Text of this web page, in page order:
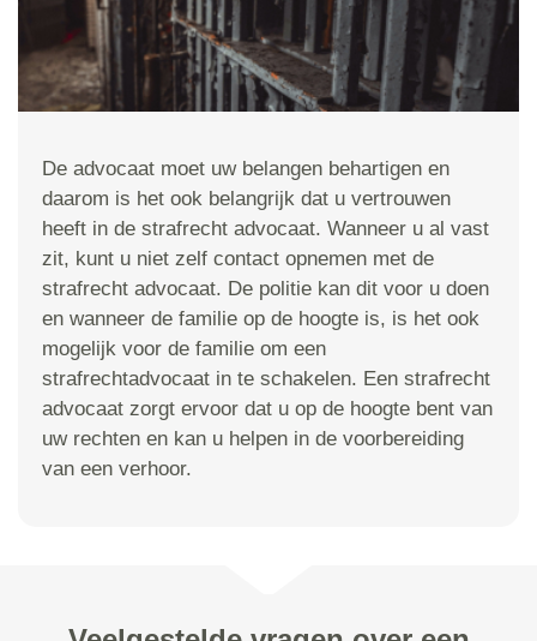
De advocaat moet uw belangen behartigen en
daarom is het ook belangrijk dat u vertrouwen
heeft in de strafrecht advocaat. Wanneer u al vast
zit, kunt u niet zelf contact opnemen met de
strafrecht advocaat. De politie kan dit voor u doen
en wanneer de familie op de hoogte is, is het ook
mogelijk voor de familie om een
strafrechtadvocaat in te schakelen. Een strafrecht
advocaat zorgt ervoor dat u op de hoogte bent van
uw rechten en kan u helpen in de voorbereiding
van een verhoor.